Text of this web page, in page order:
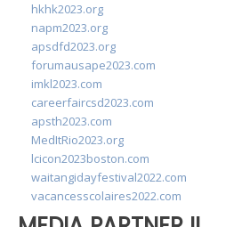
hkhk2023.org
napm2023.org
apsdfd2023.org
forumausape2023.com
imkl2023.com
careerfaircsd2023.com
apsth2023.com
MedItRio2023.org
lcicon2023boston.com
waitangidayfestival2022.com
vacancesscolaires2022.com